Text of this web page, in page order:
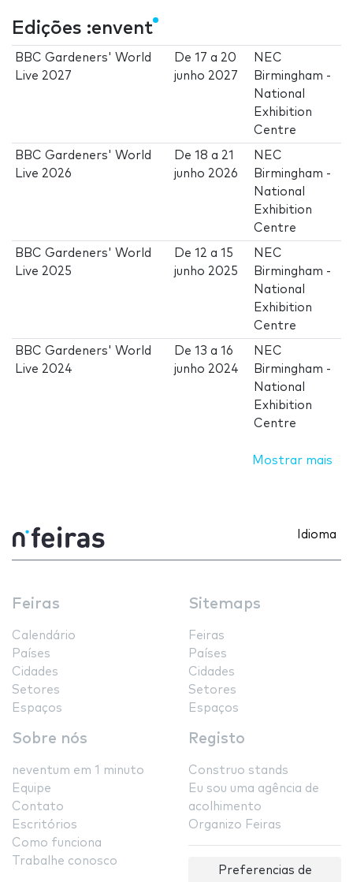
Edições :envent
BBC Gardeners' World
Live 2027
De17 a 20
junho 2027
NEC
Birmingham -
National
Exhibition
Centre
BBC Gardeners' World
Live 2026
De18 a 21
junho 2026
NEC
Birmingham -
National
Exhibition
Centre
BBC Gardeners' World
Live 2025
De12 a15
junho 2025
NEC
Birmingham -
National
Exhibition
Centre
BBC Gardeners' World
Live 2024
De13 a16
junho 2024
NEC
Birmingham -
National
Exhibition
Centre
Mostrar mais
Idioma
Feiras
Calendário
Países
Cidades
Setores
Espaços
Sitemaps
Feiras
Países
Cidades
Setores
Espaços
Sobre nós
neventum em 1 minuto
Equipe
Contato
Escritórios
Como funciona
Trabalhe conosco
Registo
Construo stands
Eu sou uma agência de
acolhimento
Organizo Feiras
Preferencias de